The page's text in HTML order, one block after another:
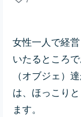
女性一人で経
いたるところ
（オブジェ）
は、ほっこり
ます。